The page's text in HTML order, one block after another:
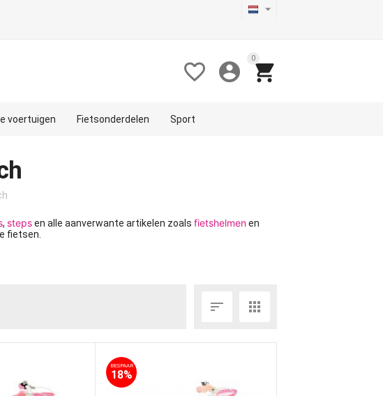
0



voertuigen Fietsonderdelen Sport
, stepsen alle aanverwante artikelen zoals fietshelmenen
fietsen.
 
BESPAAR
18%